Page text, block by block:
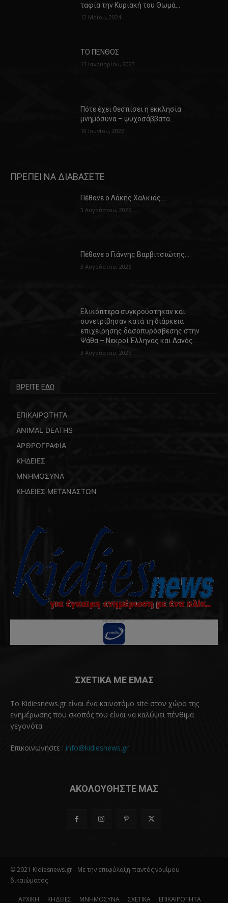
ταφία την Κυριακή του Θωμά…
12 Μαΐου, 2024
ΤΟ ΠΕΝΘΟΣ
13 Ιανουαρίου, 2023
Πότε έχει θεσπίσει η εκκλησία
μνημόσυνα – ψυχοσάββατα…
10 Ιουνίου, 2022
ΠΡΕΠΕΙ ΝΑ ΔΙΑΒΑΣΕΤΕ
Πέθανε ο Λάκης Χαλκιάς…
3 Αυγούστου, 2026
Πέθανε ο Γιάννης Βαρβιτσιώτης…
3 Αυγούστου, 2026
Ελικόπτερα συγκρούστηκαν και
συνετρίβησαν κατά τη διάρκεια
επιχείρησης δασοπυρόσβεσης στην
Ψάθα – Νεκροί Έλληνας και Δανός…
3 Αυγούστου, 2026
ΒΡΕΙΤΕ ΕΔΩ
ΕΠΙΚΑΙΡΟΤΗΤΑ
ANIMAL DEATHS
ΑΡΘΡΟΓΡΑΦΙΑ
ΚΗΔΕΙΕΣ
ΜΝΗΜΟΣΥΝΑ
ΚΗΔΕΙΕΣ ΜΕΤΑΝΑΣΤΩΝ
ΣΧΕΤΙΚΑ ΜΕ ΕΜΑΣ
Το Kidiesnews.gr είναι ένα καινοτόμο site στον χώρο της
ενημέρωσης που σκοπός του είναι να καλύψει πένθιμα
γεγονότα.
Επικοινωνήστε : info@kidiesnews.gr
ΑΚΟΛΟΥΘΗΣΤΕ ΜΑΣ
© 2021 Kidiesnews.gr - Με την επιφύλαξη παντός νομίμου
δικαιώματος
ΑΡΧΙΚΗ ΚΗΔΕΙΕΣ ΜΝΗΜΟΣΥΝΑ ΣΧΕΤΙΚΑ ΕΠΙΚΑΙΡΟΤΗΤΑ